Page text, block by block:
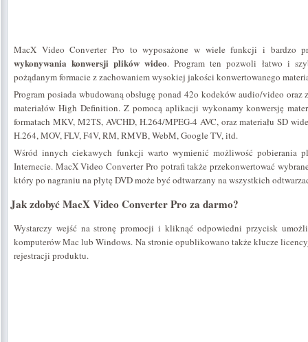
MacX Video Converter Pro to wyposażone w wiele funkcji i bardzo
wykonywania konwersji plików wideo. Program ten pozwoli łatwo i
pożądanym formacie z zachowaniem wysokiej jakości konwertowanego
Program posiada wbudowaną obsługę ponad 42o kodeków audio/video
materiałów High Definition. Z pomocą aplikacji wykonamy konwersję
formatach MKV, M2TS, AVCHD, H.264/MPEG-4 AVC, oraz materiału SD
H.264, MOV, FLV, F4V, RM, RMVB, WebM, Google TV, itd.
Wśród innych ciekawych funkcji warto wymienić możliwość pobierania
Internecie. MacX Video Converter Pro potrafi także przekonwertować
który po nagraniu na płytę DVD może być odtwarzany na wszystkich
Jak zdobyć MacX Video Converter Pro za darmo?
Wystarczy wejść na stronę promocji i kliknąć odpowiedni przycisk
komputerów Mac lub Windows. Na stronie opublikowano także klucze
rejestracji produktu.